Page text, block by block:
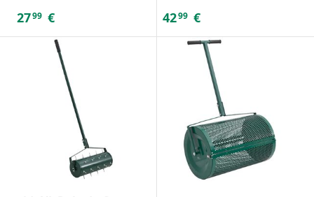
2799 € 4299 €